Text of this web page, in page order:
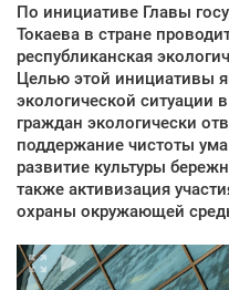
По инициативе Главы
Токаева в стране
республиканская
Целью этой инициативы
экологической ситуации
граждан экологически
поддержание чистоты
развитие культуры
также активизация
охраны окружающей